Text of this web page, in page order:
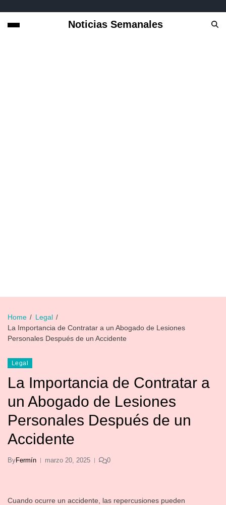
Noticias Semanales
Home
Legal
La Importancia de Contratar a un Abogado de Lesiones
Personales Después de un Accidente
Legal
La Importancia de Contratar a
un Abogado de Lesiones
Personales Después de un
Accidente
ByFermín marzo 20, 2025 0
Cuando ocurre un accidente, las repercusiones pueden